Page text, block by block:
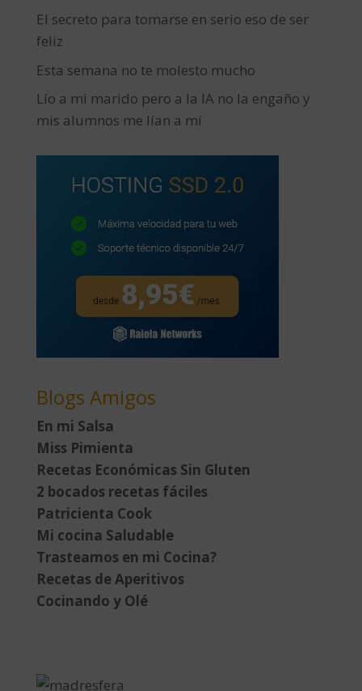
El secreto para tomarse en serio eso de ser
feliz
Esta semana no te molesto mucho
Lío a mi marido pero a la IA no la engaño y
mis alumnos me lían a mí
Blogs Amigos
En mi Salsa
Miss Pimienta
Recetas Económicas Sin Gluten
2 bocados recetas fáciles
Patricienta Cook
Mi cocina Saludable
Trasteamos en mi Cocina?
Recetas de Aperitivos
Cocinando y Olé